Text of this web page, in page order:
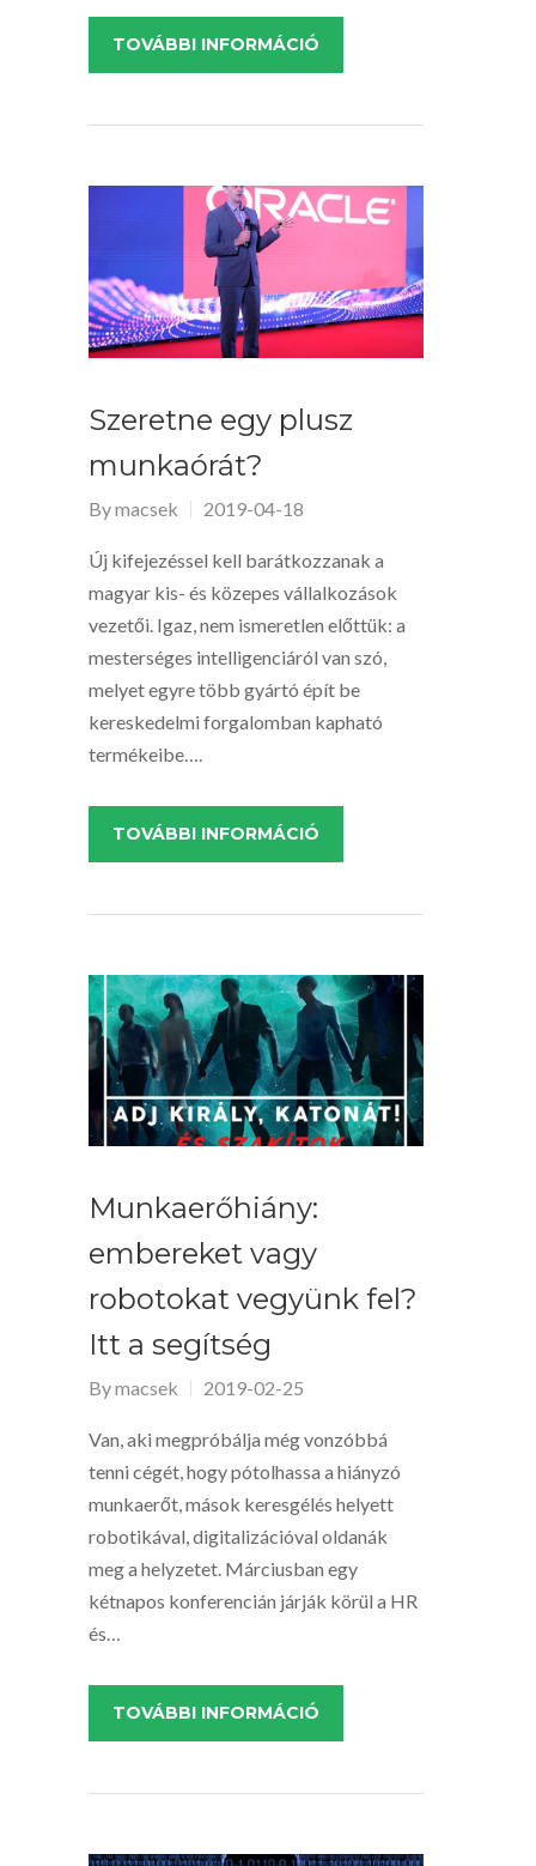
TOVÁBBI INFORMÁCIÓ
Szeretne egy plusz
munkaórát?
Bymacsek 2019-04-18
Új kifejezéssel kell barátkozzanak a
magyar kis- és közepes vállalkozások
vezetői. Igaz, nem ismeretlen előttük: a
mesterséges intelligenciáról van szó,
melyet egyre több gyártó épít be
kereskedelmi forgalomban kapható
termékeibe….
TOVÁBBI INFORMÁCIÓ
Munkaerőhiány:
embereket vagy
robotokat vegyünk fel?
Itt a segítség
Bymacsek 2019-02-25
Van, aki megpróbálja még vonzóbbá
tenni cégét, hogy pótolhassa a hiányzó
munkaerőt, mások keresgélés helyett
robotikával, digitalizációval oldanák
meg a helyzetet. Márciusban egy
kétnapos konferencián járják körül a HR
és…
TOVÁBBI INFORMÁCIÓ